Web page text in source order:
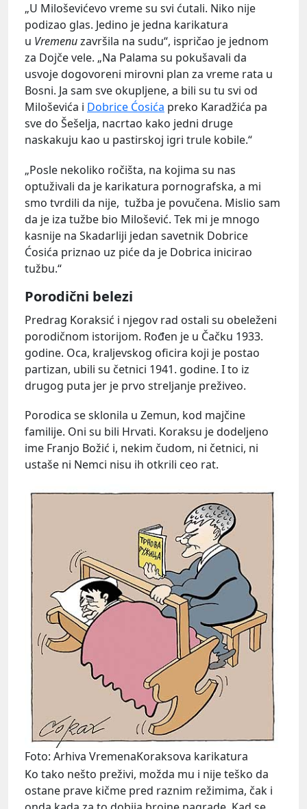
„U Miloševićevo vreme su svi ćutali. Niko nije
podizao glas. Jedino je jedna karikatura
u Vremenuzavršila na sudu“, ispričao je jednom
za Dojče vele. „Na Palama su pokušavali da
usvoje dogovoreni mirovni plan za vreme rata u
Bosni. Ja sam sve okupljene, a bili su tu svi od
Miloševića i Dobrice Ćosića preko Karadžića pa
sve do Šešelja, nacrtao kako jedni druge
naskakuju kao u pastirskoj igri trule kobile.“
„Posle nekoliko ročišta, na kojima su nas
optuživali da je karikatura pornografska, a mi
smo tvrdili da nije, tužba je povučena. Mislio sam
da je iza tužbe bio Milošević. Tek mi je mnogo
kasnije na Skadarliji jedan savetnik Dobrice
Ćosića priznao uz piće da je Dobrica inicirao
tužbu.“
Porodični belezi
Predrag Koraksić i njegov rad ostali su obeleženi
porodičnom istorijom. Rođen je u Čačku 1933.
godine. Oca, kraljevskog oficira koji je postao
partizan, ubili su četnici 1941. godine. I to iz
drugog puta jer je prvo streljanje preživeo.
Porodica se sklonila u Zemun, kod majčine
familije. Oni su bili Hrvati. Koraksu je dodeljeno
ime Franjo Božić i, nekim čudom, ni četnici, ni
ustaše ni Nemci nisu ih otkrili ceo rat.
Foto: Arhiva VremenaKoraksova karikatura
Ko tako nešto preživi, možda mu i nije teško da
ostane prave kičme pred raznim režimima, čak i